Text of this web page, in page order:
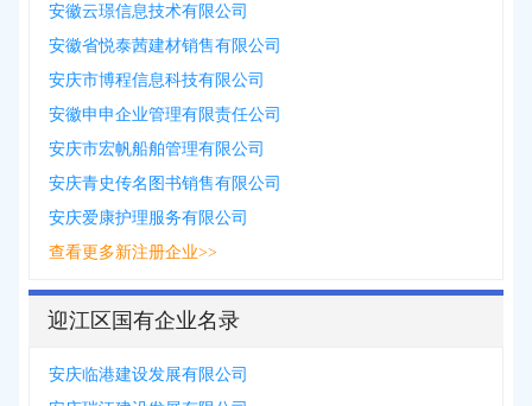
安徽云璟信息技术有限公司
安徽省悦泰茜建材销售有限公司
安庆市博程信息科技有限公司
安徽申申企业管理有限责任公司
安庆市宏帆船舶管理有限公司
安庆青史传名图书销售有限公司
安庆爱康护理服务有限公司
查看更多新注册企业>>
迎江区国有企业名录
安庆临港建设发展有限公司